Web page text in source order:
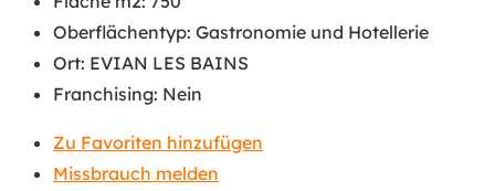
Oberflächentyp: Gastronomie und Hotellerie
Ort: EVIAN LES BAINS
Franchising: Nein
Zu Favoriten hinzufügen
Missbrauch melden